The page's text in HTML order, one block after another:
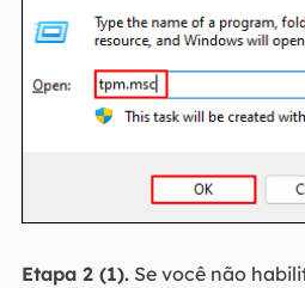
Etapa 2 (1).Se você não